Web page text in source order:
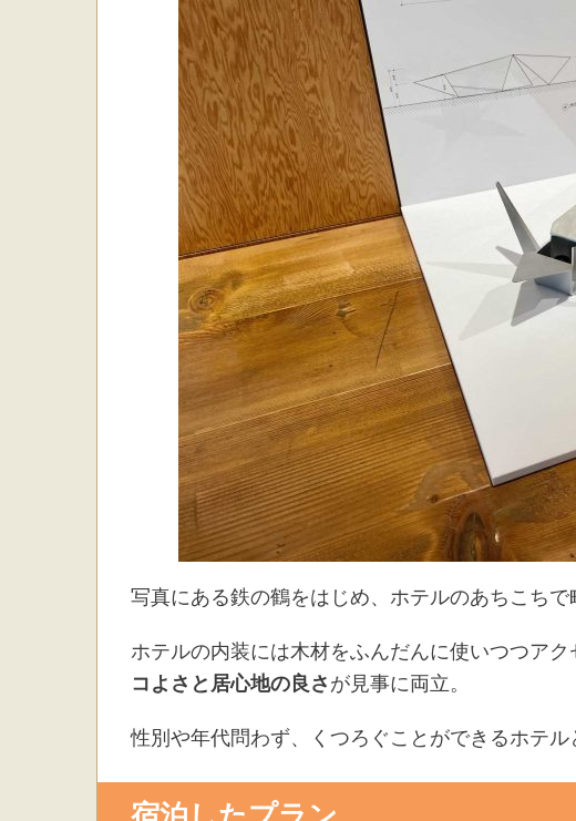
写真にある鉄の鶴をはじめ、ホテルのあちこち
ホテルの内装には木材をふんだんに使いつつアク
コよさと居心地の良さ が見事に両立。
性別や年代問わず、くつろぐことができるホテル